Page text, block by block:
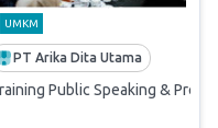
– The Strategic Baseline
UMKM
PT Arika Dita Utama
Public Speaking &